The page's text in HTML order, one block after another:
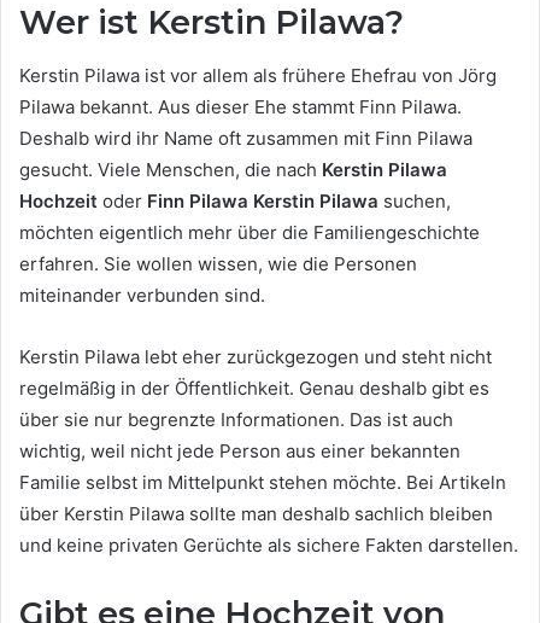
Wer ist Kerstin Pilawa?
Kerstin Pilawa ist vor allem als frühere Ehefrau von Jörg
Pilawa bekannt. Aus dieser Ehe stammt Finn Pilawa.
Deshalb wird ihr Name oft zusammen mit Finn Pilawa
gesucht. Viele Menschen, die nach Kerstin Pilawa
Hochzeit oder Finn Pilawa Kerstin Pilawa suchen,
möchten eigentlich mehr über die Familiengeschichte
erfahren. Sie wollen wissen, wie die Personen
miteinander verbunden sind.
Kerstin Pilawa lebt eher zurückgezogen und steht nicht
regelmäßig in der Öffentlichkeit. Genau deshalb gibt es
über sie nur begrenzte Informationen. Das ist auch
wichtig, weil nicht jede Person aus einer bekannten
Familie selbst im Mittelpunkt stehen möchte. Bei Artikeln
über Kerstin Pilawa sollte man deshalb sachlich bleiben
und keine privaten Gerüchte als sichere Fakten darstellen.
Gibt es eine Hochzeit von